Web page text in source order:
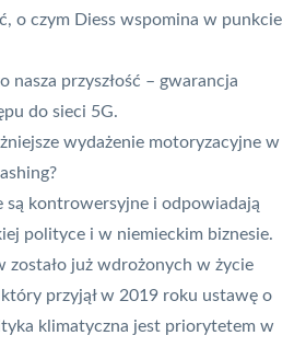
o czym Diess wspomina w punkcie
nasza przyszłość – gwarancja
do sieci 5G.
wydażenie motoryzacyjne w
są kontrowersyjne i odpowiadają
polityce i w niemieckim biznesie.
zostało już wdrożonych w życie
przyjął w 2019 roku ustawę o
klimatyczna jest priorytetem w